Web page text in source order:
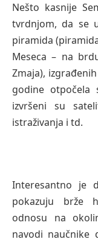
Nešto kasnije
tvrdnjom, da se
piramida
Meseca – na
Zmaja),
godine otpočela
izvršeni su
istraživanja i td.
Interesantno je
pokazuju brže
odnosu na
navodi naučnike